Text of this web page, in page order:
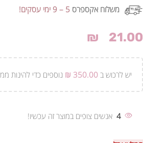
משלוח אקספרס 5 – 9 ימי עסקים!
₪ 21.00
יש לרכוש ב ₪ 350.00 נוספים כדי להינות
4 אנשים צופים במוצר זה עכשיו!